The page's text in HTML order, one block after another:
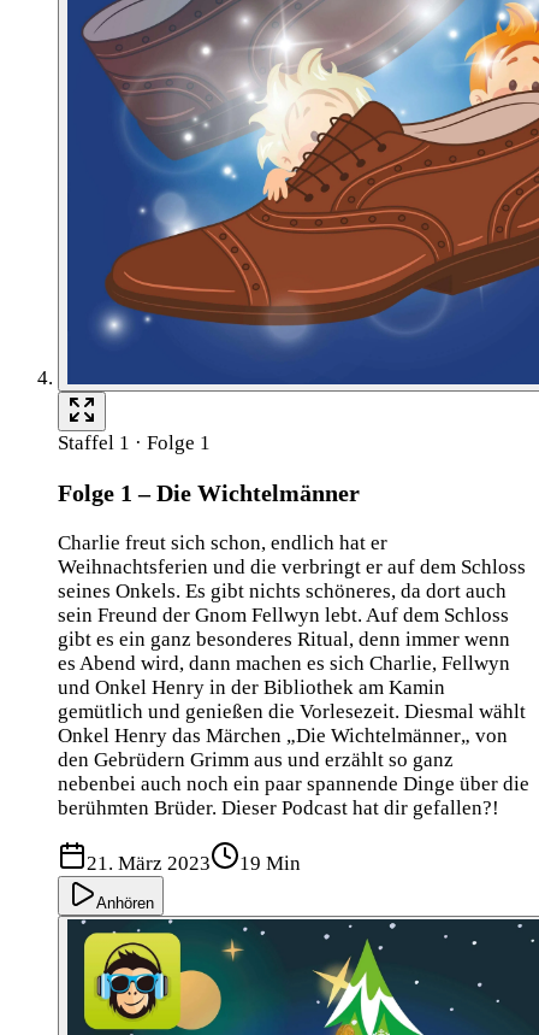
Staffel 1 · Folge 1
Folge 1 – Die Wichtelmänner
Charlie freut sich schon, endlich hat er
Weihnachtsferien und die verbringt er auf dem Schloss
seines Onkels. Es gibt nichts schöneres, da dort auch
sein Freund der Gnom Fellwyn lebt. Auf dem Schloss
gibt es ein ganz besonderes Ritual, denn immer wenn
es Abend wird, dann machen es sich Charlie, Fellwyn
und Onkel Henry in der Bibliothek am Kamin
gemütlich und genießen die Vorlesezeit. Diesmal wählt
Onkel Henry das Märchen „Die Wichtelmänner„ von
den Gebrüdern Grimm aus und erzählt so ganz
nebenbei auch noch ein paar spannende Dinge über die
berühmten Brüder. Dieser Podcast hat dir gefallen?!
21. März 2023 19 Min
Anhören